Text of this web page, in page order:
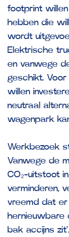
footprint
hebben die
wordt
Elektrische
en vanwege
geschikt. Voor
willen
neutraal
wagenpark
Werkbezoek
Vanwege de
CO₂-uitstoot
verminderen,
vreemd dat
hernieuwbare
bak accijns